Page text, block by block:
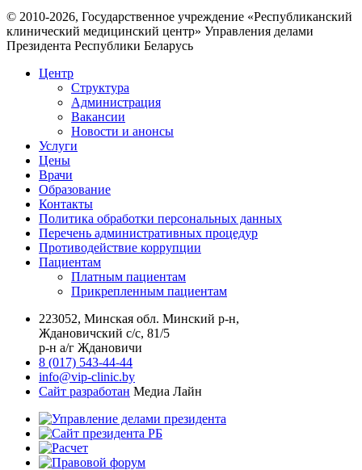
© 2010-2026, Государственное учреждение «Республиканский
клинический медицинский центр» Управления делами
Президента Республики Беларусь
Центр
Структура
Администрация
Вакансии
Новости и анонсы
Услуги
Цены
Врачи
Образование
Контакты
Политика обработки персональных данных
Перечень административных процедур
Противодействие коррупции
Пациентам
Платным пациентам
Прикрепленным пациентам
223052, Минская обл. Минский р-н,
Ждановичский с/с, 81/5
р-н а/г Ждановичи
8 (017) 543-44-44
info@vip-clinic.by
Сайт разработан Медиа Лайн